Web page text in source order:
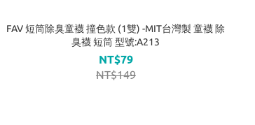
FAV 短筒除臭童襪 撞色款 (1雙) -MIT台灣製 童襪 除
臭襪 短筒 型號:A213
NT$79
NT$149